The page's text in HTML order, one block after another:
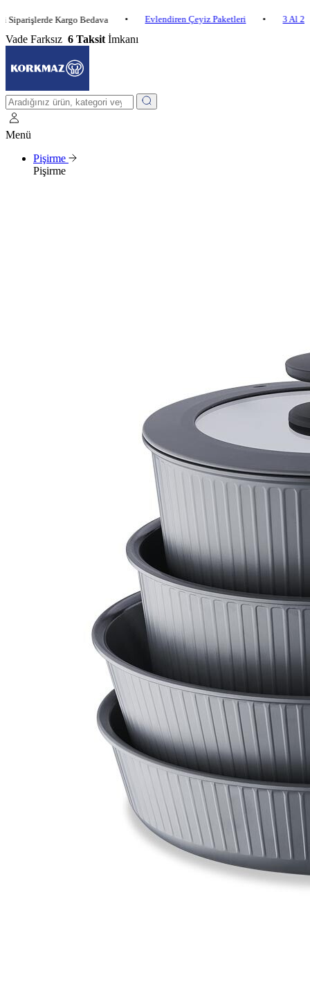
Kargo Bedava • Evlendiren Çeyiz Paketleri • 3 Al 2 Öde
Vade Farksız 6 Taksit İmkanı
Menü
Pişirme
Pişirme